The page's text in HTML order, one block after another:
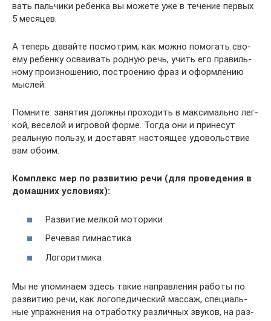
вать паль­чики ребенка вы можете уже в тече­ние пер­вых
5 месяцев.
А теперь давайте посмот­рим, как можно помо­гать сво­
ему ребенку осва­и­вать род­ную речь, учить его пра­виль­
ному про­из­но­ше­нию, постро­е­нию фраз и оформ­ле­нию
мыслей.
Помните: заня­тия должны про­хо­дить в мак­си­мально лег­
кой, весе­лой и игро­вой форме. Тогда они и при­не­сут
реаль­ную пользу, и доста­вят насто­я­щее удо­воль­ствие
вам обоим.
Ком­плекс мер по раз­ви­тию речи (для про­ве­де­ния в
домаш­них условиях):
Раз­ви­тие мел­кой моторики
Рече­вая гимнастика
Лого­рит­мика
Мы не упо­ми­наем здесь такие направ­ле­ния работы по
раз­ви­тию речи, как лого­пе­ди­че­ский мас­саж, спе­ци­аль­
ные упраж­не­ния на отра­ботку раз­лич­ных зву­ков, на раз­